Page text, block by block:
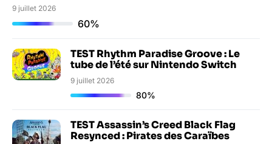
9 juillet 2026
60%
TEST Rhythm Paradise Groove : Le
tube de l’été sur Nintendo Switch
9 juillet 2026
80%
TEST Assassin’s Creed Black Flag
Resynced : Pirates des Caraïbes